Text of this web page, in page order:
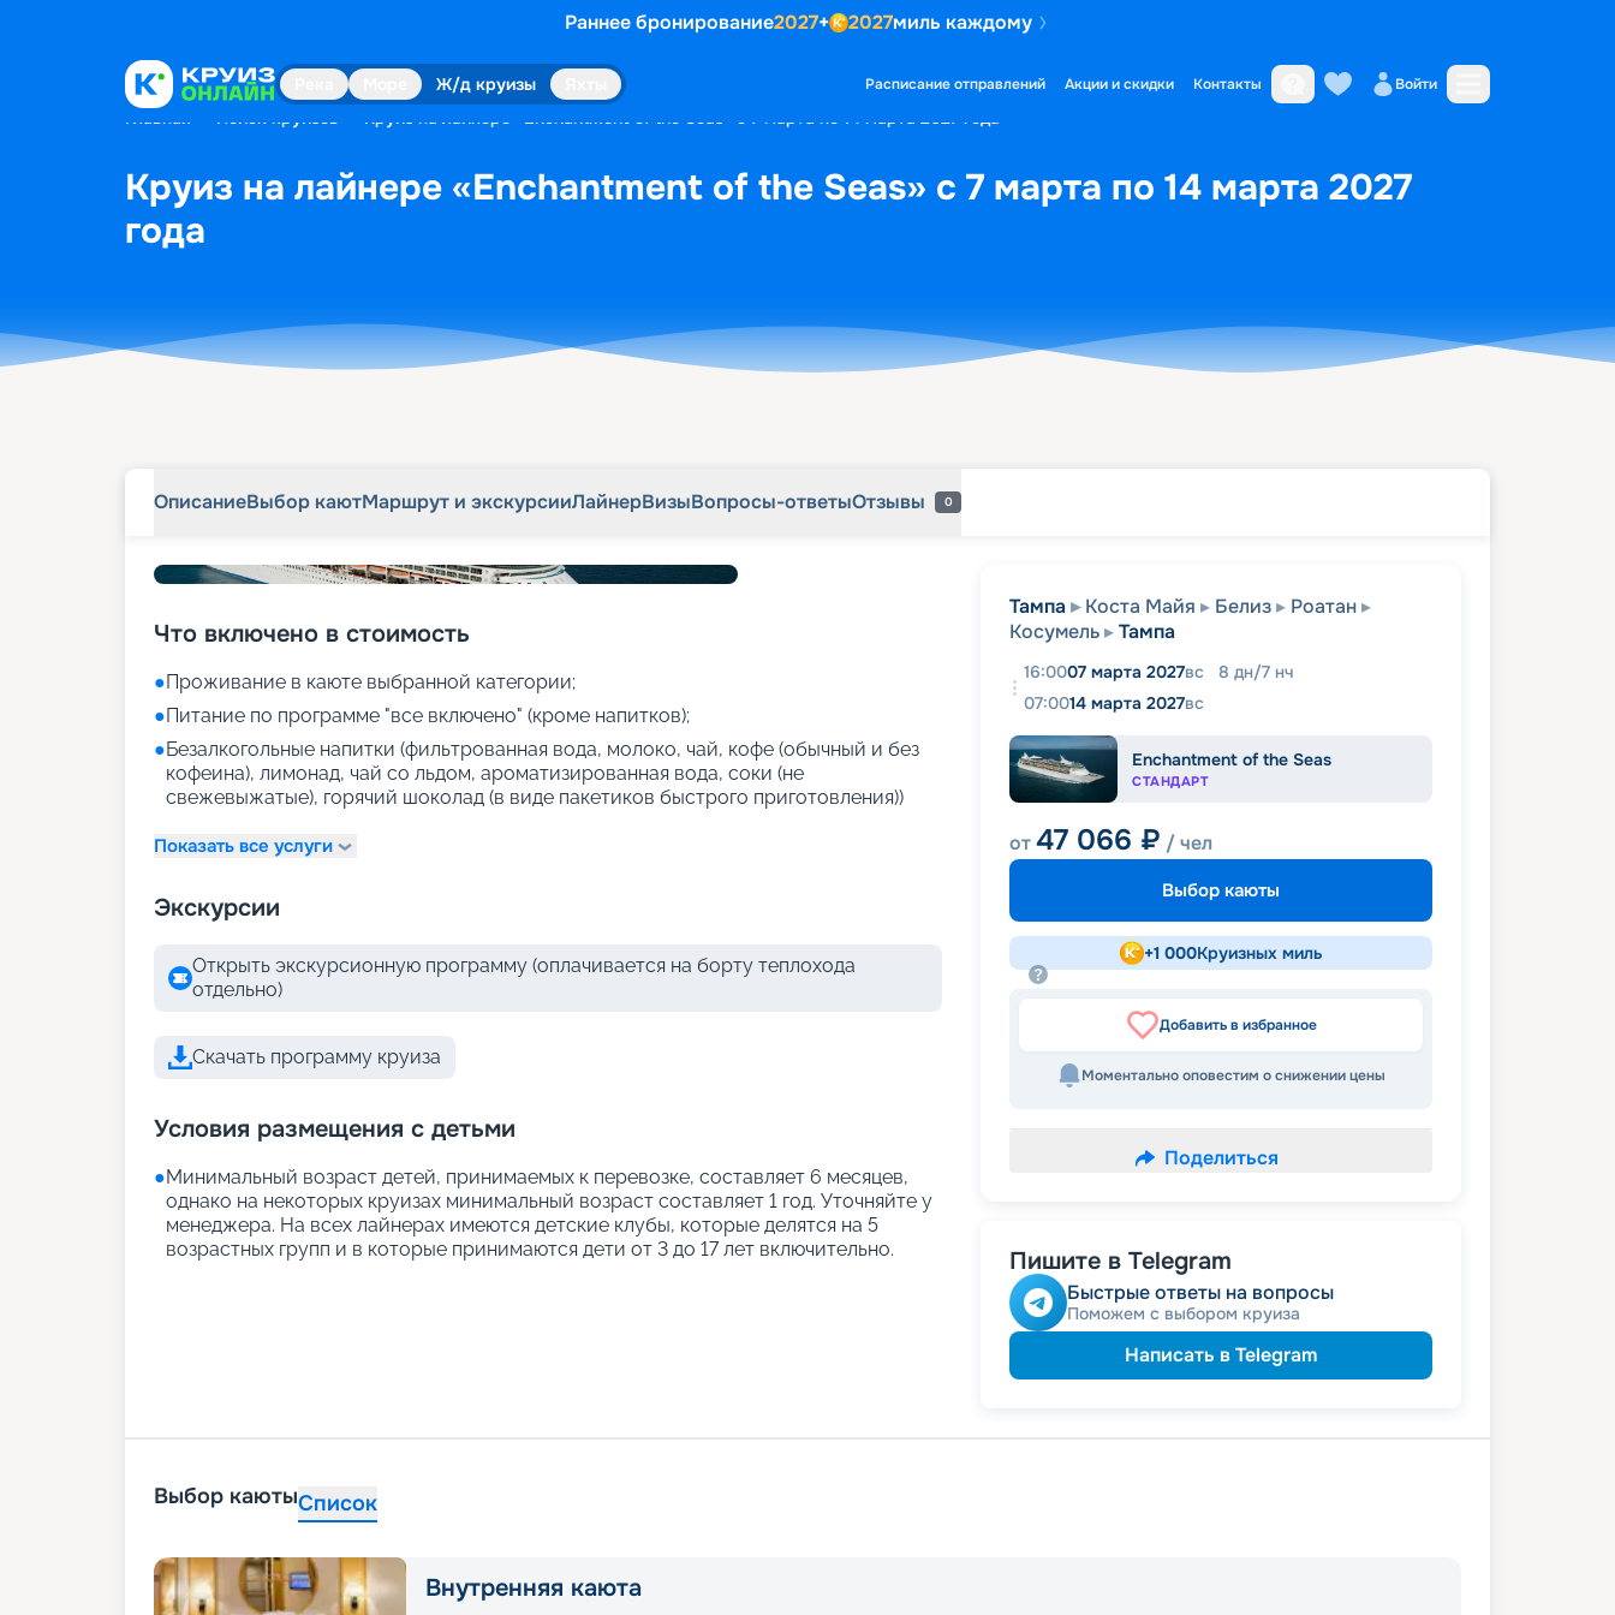
Раннее бронирование2027+ 2027миль каждому
Ж/д круизы Расписание отправлений Акции и скидки Контакты Войти
Главная Поиск круизов Круиз на лайнере «Enchantment of the Seas» с 7 марта по 14 марта 2027 года
Круиз на лайнере «Enchantment of the Seas» с 7 марта по 14 марта 2027
года
ОписаниеВыбор каютМаршрут и экскурсииЛайнерВизыВопросы-ответыОтзывы 0
Что включено в стоимость
●Проживание в каюте выбранной категории;
●Питание по программе "все включено" (кроме напитков);
●Безалкогольные напитки (фильтрованная вода, молоко, чай, кофе (обычный и без
кофеина), лимонад, чай со льдом, ароматизированная вода, соки (не
свежевыжатые), горячий шоколад (в виде пакетиков быстрого приготовления))
Показать все услуги
Экскурсии
Открыть экскурсионную программу (оплачивается на борту теплохода
отдельно)
Скачать программу круиза
Условия размещения с детьми
●Минимальный возраст детей, принимаемых к перевозке, составляет 6 месяцев,
однако на некоторых круизах минимальный возраст составляет 1 год. Уточняйте у
менеджера. На всех лайнерах имеются детские клубы, которые делятся на 5
возрастных групп и в которые принимаются дети от 3 до 17 лет включительно.
Тампа Коста Майя Белиз
Роатан
Косумель
Тампа
16:0007 марта 2027вс 8 дн/7 нч
07:0014 марта 2027вс
Enchantment of the Seas
СТАНДАРТ
от47 066 ₽ / чел
Выбор каюты
+1 000Круизных миль
Добавить в избранное
Моментально оповестим о снижении цены
Поделиться
Пишите в Telegram
Быстрые ответы на вопросы
Поможем с выбором круиза
Написать в Telegram
Выбор каютыСписок
Внутренняя каюта